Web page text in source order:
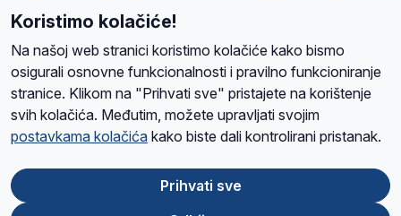
pod nazivom Svjetska obitelj Radio Marije (World Family of
Radio Maria). Svjetsku obitelj utemeljilo je sedam članica, među
kojima je i hrvatska Udruga Radio Marija.
O namaRadio ProgramVolonteriPrijateljiKontaktPravila privatnosti
Ova stranica je zaštićena Google reCAPTCHA sustavom
Koristimo kolačiće!
Na našoj web stranici koristimo kolačiće kako bismo
osigurali osnovne funkcionalnosti i pravilno funkcioniranje
stranice. Klikom na "Prihvati sve" pristajete na korištenje
svih kolačića. Međutim, možete upravljati svojim
postavkama kolačića kako biste dali kontrolirani pristanak.
Prihvati sve